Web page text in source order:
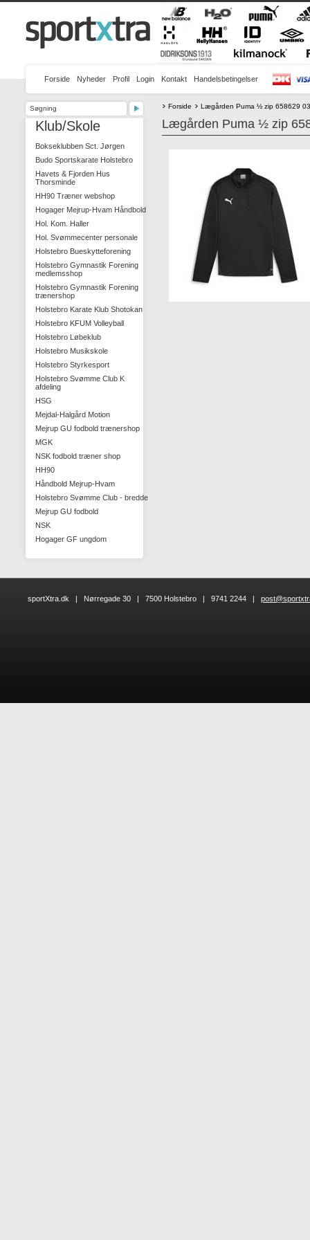
Forside Nyheder Profil Login Kontakt Handelsbetingelser
Klub/Skole
Bokseklubben Sct. Jørgen
Budo Sportskarate Holstebro
Havets & Fjorden Hus
Thorsminde
HH90 Træner webshop
Hogager Mejrup-Hvam Håndbold
Hol. Kom. Haller
Hol. Svømmecenter personale
Holstebro Bueskytteforening
Holstebro Gymnastik Forening
medlemsshop
Holstebro Gymnastik Forening
trænershop
Holstebro Karate Klub Shotokan
Holstebro KFUM Volleyball
Holstebro Løbeklub
Holstebro Musikskole
Holstebro Styrkesport
Holstebro Svømme Club K
afdeling
HSG
Mejdal-Halgård Motion
Mejrup GU fodbold trænershop
MGK
NSK fodbold træner shop
HH90
Håndbold Mejrup-Hvam
Holstebro Svømme Club - bredde
Mejrup GU fodbold
NSK
Hogager GF ungdom
Forside Lægården Puma ½ zip 658629 03
Lægården Puma ½ zip
sportXtra.dk | Nørregade 30 | 7500 Holstebro | 9741 2244 |